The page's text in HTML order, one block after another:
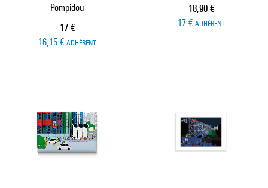
Pompidou
Prix ​​actuel
17 €
16,15 € ADHÉRENT
Prix ​​actuel
18,90 €
17 € ADHÉRENT